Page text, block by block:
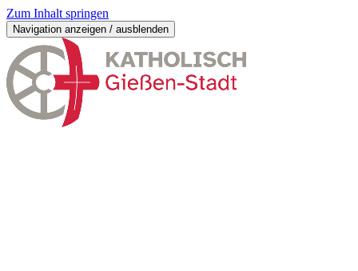
Zum Inhalt springen
Navigation anzeigen / ausblenden